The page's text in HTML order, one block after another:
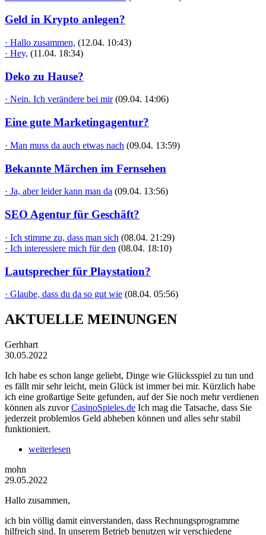
Geld in Krypto anlegen?
· Hallo zusammen, (12.04. 10:43)
· Hey, (11.04. 18:34)
Deko zu Hause?
· Nein. Ich verändere bei mir (09.04. 14:06)
Eine gute Marketingagentur?
· Man muss da auch etwas nach (09.04. 13:59)
Bekannte Märchen im Fernsehen
· Ja, aber leider kann man da (09.04. 13:56)
SEO Agentur für Geschäft?
· Ich stimme zu, dass man sich (08.04. 21:29)
· Ich interessiere mich für den (08.04. 18:10)
Lautsprecher für Playstation?
· Glaube, dass du da so gut wie (08.04. 05:56)
AKTUELLE MEINUNGEN
Gerhhart
30.05.2022
Ich habe es schon lange geliebt, Dinge wie Glücksspiel zu tun und
es fällt mir sehr leicht, mein Glück ist immer bei mir. Kürzlich habe
ich eine großartige Seite gefunden, auf der Sie noch mehr verdienen
können als zuvorCasinoSpieles.de Ich mag die Tatsache, dass Sie
jederzeit problemlos Geld abheben können und alles sehr stabil
funktioniert.
weiterlesen
mohn
29.05.2022
Hallo zusammen,
ich bin völlig damit einverstanden, dass Rechnungsprogramme
hilfreich sind. In unserem Betrieb benutzen wir verschiedene